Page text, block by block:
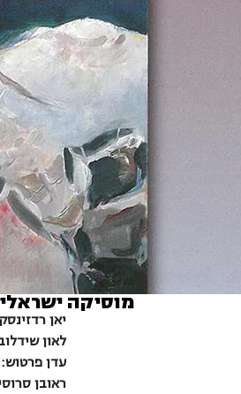
מוסיקה
יאן
לאון
עדן פרטוש:
ראובן